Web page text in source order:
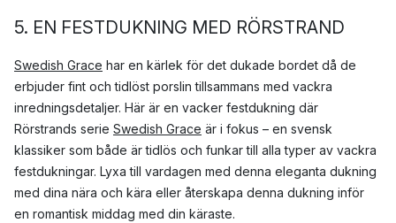
5. EN FESTDUKNING MED RÖRSTRAND
Swedish Grace har en kärlek för det dukade bordet då de
erbjuder fint och tidlöst porslin tillsammans med vackra
inredningsdetaljer. Här är en vacker festdukning där
Rörstrands serie Swedish Grace är i fokus – en svensk
klassiker som både är tidlös och funkar till alla typer av vackra
festdukningar. Lyxa till vardagen med denna eleganta dukning
med dina nära och kära eller återskapa denna dukning inför
en romantisk middag med din käraste.